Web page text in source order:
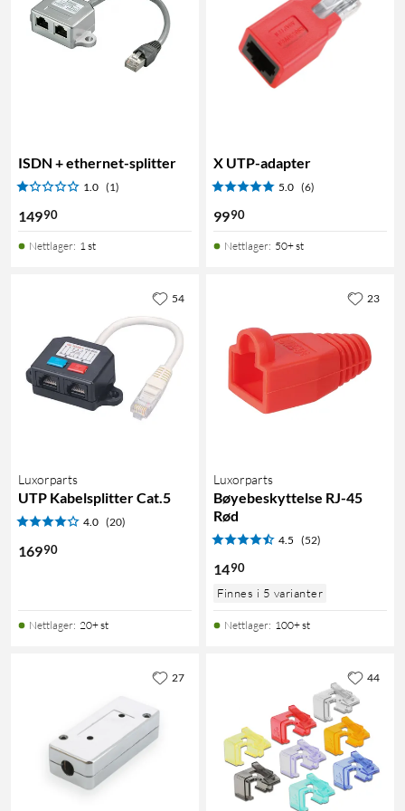
ISDN + ethernet-splitter
1.0 (1)
14990
Nettlager: 1 st
X UTP-adapter
5.0 (6)
9990
Nettlager: 50+ st
Luxorparts
UTP Kabelsplitter Cat.5
4.0 (20)
16990
Nettlager: 20+ st
54
Luxorparts
Bøyebeskyttelse RJ-45
Rød
4.5 (52)
1490
Finnes i 5 varianter
Nettlager: 100+ st
23
27 44